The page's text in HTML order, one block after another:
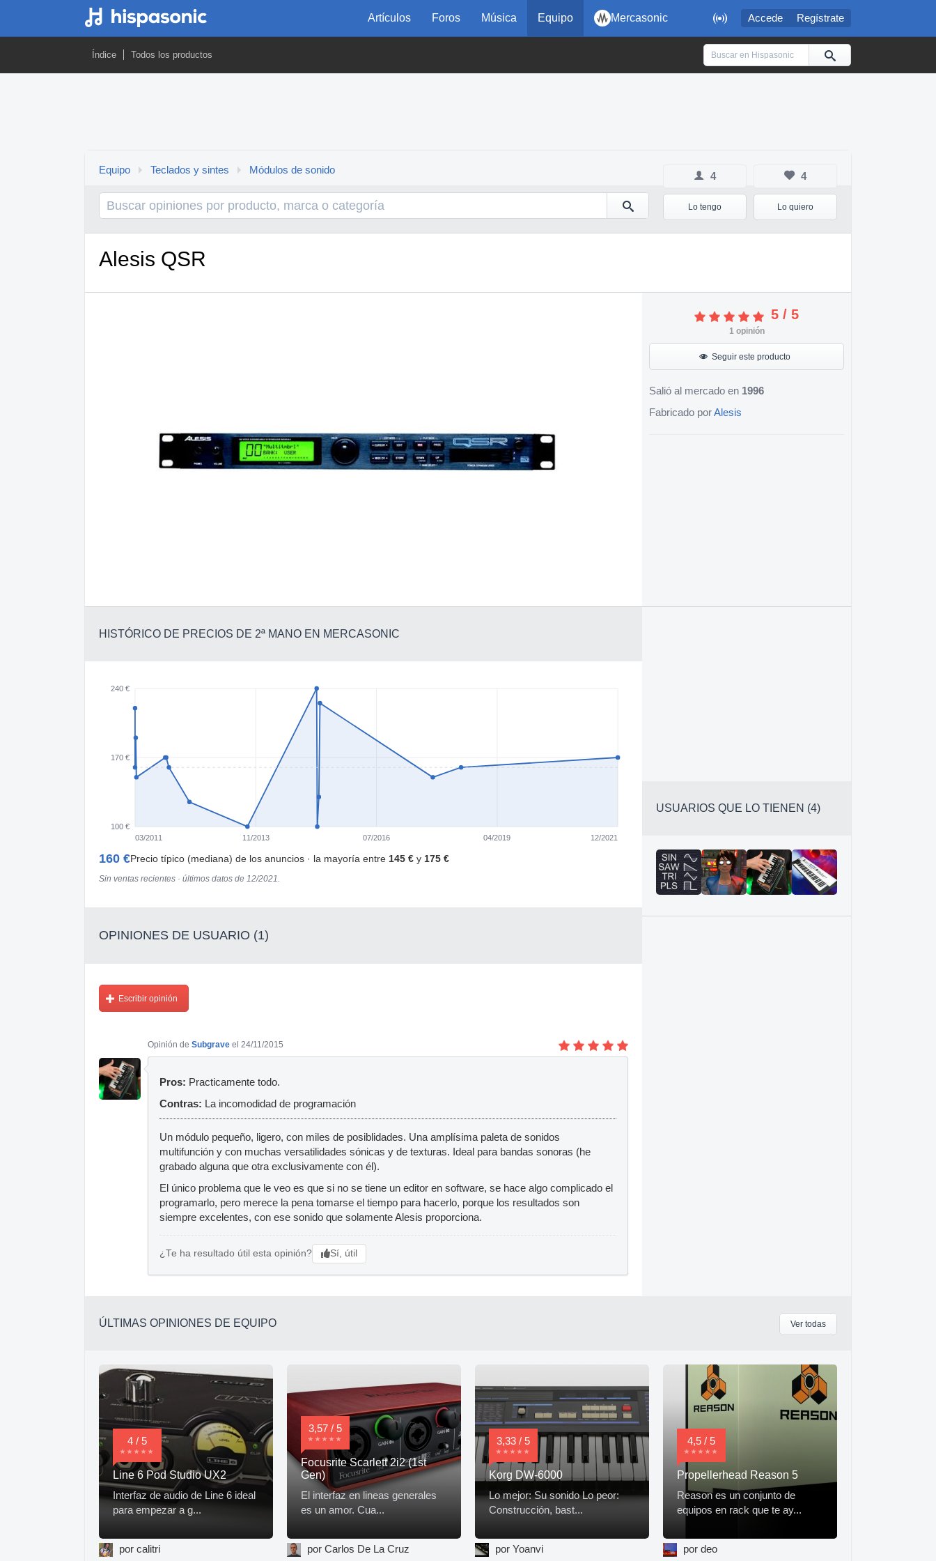
 Accede Regístrate
Artículos Foros Música Equipo Mercasonic
Índice Todos los productos
4
Lo tengo
4
Lo quiero
Equipo Teclados y sintes Módulos de sonido
Alesis QSR
5 / 5
1opinión
Seguir este producto
Salió al mercado en 1996
Fabricado porAlesis
HISTÓRICO DE PRECIOS DE 2ª MANO EN MERCASONIC
100 €
170 €
240 €
03/2011 11/2013 07/2016 04/2019 12/2021
160 €Precio típico (mediana) de los anuncios · la mayoría entre 145 € y 175 €
Sin ventas recientes · últimos datos de 12/2021.
OPINIONES DE USUARIO (1)
Escribir opinión
Opinión de Subgrave el 24/11/2015
Pros: Practicamente todo.
Contras: La incomodidad de programación
Un módulo pequeño, ligero, con miles de posiblidades. Una amplísima paleta de sonidos
multifunción y con muchas versatilidades sónicas y de texturas. Ideal para bandas sonoras (he
grabado alguna que otra exclusivamente con él).
El único problema que le veo es que si no se tiene un editor en software, se hace algo complicado el
programarlo, pero merece la pena tomarse el tiempo para hacerlo, porque los resultados son
siempre excelentes, con ese sonido que solamente Alesis proporciona.
¿Te ha resultado útil esta opinión? Sí, útil
USUARIOS QUE LO TIENEN (4)
ÚLTIMAS OPINIONES DE EQUIPO Ver todas
4 / 5
Line 6 Pod Studio UX2
Interfaz de audio de Line 6 ideal
para empezar a g...
por calitri
3,57 / 5
Focusrite Scarlett 2i2 (1st
Gen)
El interfaz en lineas generales
es un amor. Cua...
por Carlos De La Cruz
3,33 / 5
Korg DW-6000
Lo mejor: Su sonido Lo peor:
Construcción, bast...
por Yoanvi
4,5 / 5
Propellerhead Reason 5
Reason es un conjunto de
equipos en rack que te ay...
por deo